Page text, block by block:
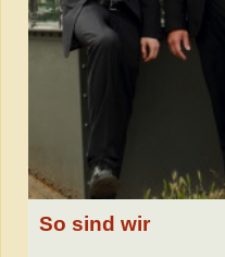
So sind wir